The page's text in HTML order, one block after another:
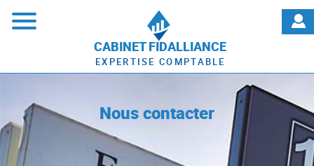
CABINET FIDALLIANCE
EXPERTISE COMPTABLE
Nous contacter